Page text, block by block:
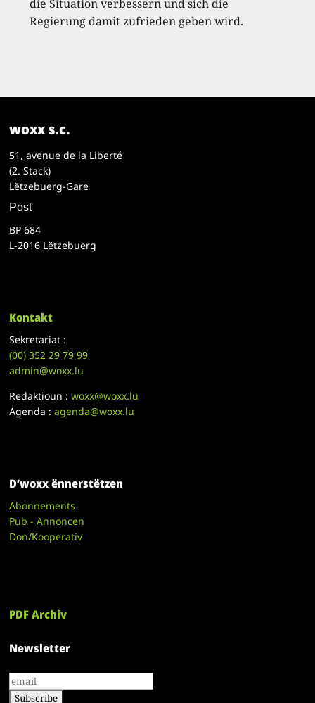
die Situation verbessern und sich die
Regierung damit zufrieden geben wird.
woxx s.c.
51, avenue de la Liberté
(2. Stack)
Lëtzebuerg-Gare
Post
BP 684
L-2016 Lëtzebuerg
Kontakt
Sekretariat :
(00)352 29 79 99
admin@woxx.lu
Redaktioun :woxx@woxx.lu
Agenda :agenda@woxx.lu
D’woxx ënnerstëtzen
Abonnements
Pub - Annoncen
Don/Kooperativ
PDF Archiv
Newsletter